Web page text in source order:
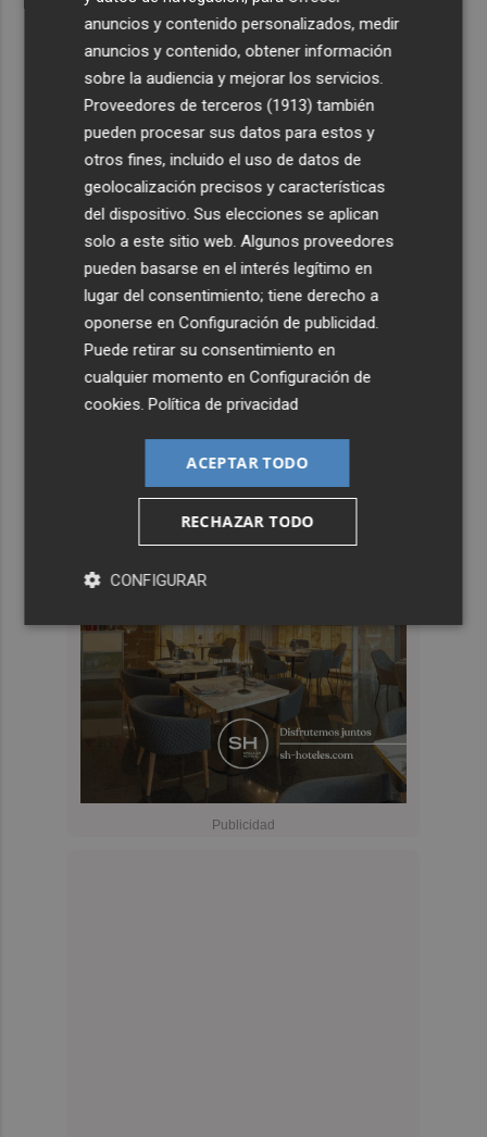
anuncios y contenido personalizados, medir
anuncios y contenido, obtener información
sobre la audiencia y mejorar los servicios.
Proveedores de terceros (1913) también
pueden procesar sus datos para estos y
otros fines, incluido el uso de datos de
geolocalización precisos y características
del dispositivo. Sus elecciones se aplican
solo a este sitio web. Algunos proveedores
pueden basarse en el interés legítimo en
lugar del consentimiento; tiene derecho a
oponerse enConfiguración de publicidad
Puede retirar su consentimiento en
cualquier momento enConfiguración de
cookies .Política de privacidad
ACEPTAR TODO
RECHAZAR TODO
CONFIGURAR